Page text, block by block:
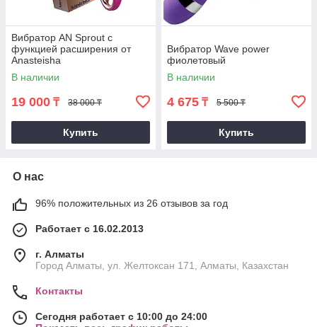
Вибратор AN Sprout с
функцией расширения от
Anasteisha
В наличии
19 000 ₸ 38 000 ₸
Купить
Вибратор Wave power
фиолетовый
В наличии
4 675 ₸ 5 500 ₸
Купить
О нас
96% положительных из 26 отзывов за год
Работает с 16.02.2013
г. Алматы
Город Алматы, ул. Желтоксан 171, Алматы, Казахстан
Контакты
Сегодня работает с 10:00 до 24:00